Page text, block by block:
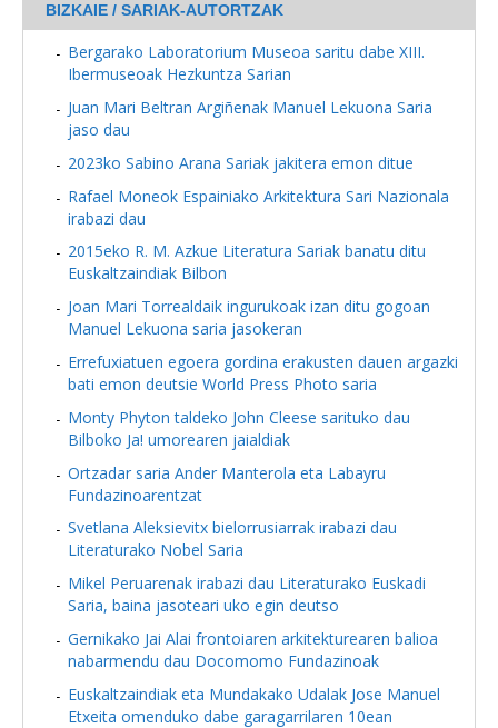
BIZKAIE / SARIAK-AUTORTZAK
Bergarako Laboratorium Museoa saritu dabe XIII.
Ibermuseoak Hezkuntza Sarian
Juan Mari Beltran Argiñenak Manuel Lekuona Saria
jaso dau
2023ko Sabino Arana Sariak jakitera emon ditue
Rafael Moneok Espainiako Arkitektura Sari Nazionala
irabazi dau
2015eko R. M. Azkue Literatura Sariak banatu ditu
Euskaltzaindiak Bilbon
Joan Mari Torrealdaik ingurukoak izan ditu gogoan
Manuel Lekuona saria jasokeran
Errefuxiatuen egoera gordina erakusten dauen argazki
bati emon deutsie World Press Photo saria
Monty Phyton taldeko John Cleese sarituko dau
Bilboko Ja! umorearen jaialdiak
Ortzadar saria Ander Manterola eta Labayru
Fundazinoarentzat
Svetlana Aleksievitx bielorrusiarrak irabazi dau
Literaturako Nobel Saria
Mikel Peruarenak irabazi dau Literaturako Euskadi
Saria, baina jasoteari uko egin deutso
Gernikako Jai Alai frontoiaren arkitekturearen balioa
nabarmendu dau Docomomo Fundazinoak
Euskaltzaindiak eta Mundakako Udalak Jose Manuel
Etxeita omenduko dabe garagarrilaren 10ean